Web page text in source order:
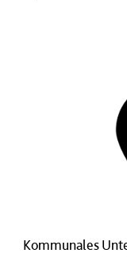
Kommunales